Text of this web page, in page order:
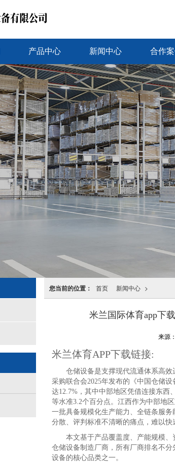
产品中心 新闻中心 合作案
您当前的位置： 首页 >
新闻中心
米兰国际体育app下
来源：
米兰体育APP下载链接:
仓储设备是支撑现代流通体系高效
采购联合会2025年发布的《中国仓储
达12.7%，其中中部地区凭借连接东西
等水准3.2个百分点。江西作为中部地
一批具备规模化生产能力、全链条服
分散、评判标准不清晰的痛点，难以快
本文基于产品覆盖度、产能规模、
仓储设备制造厂商，所有厂商排名不
设备的核心品类之一。